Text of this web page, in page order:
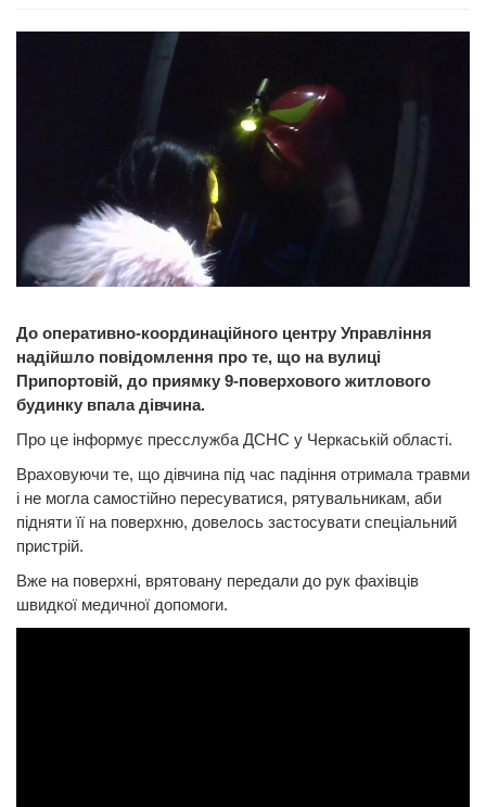
До оперативно-координаційного центру Управління
надійшло повідомлення про те, що на вулиці
Припортовій, до приямку 9-поверхового житлового
будинку впала дівчина.
Про це інформує пресслужба ДСНС у Черкаській області.
Враховуючи те, що дівчина під час падіння отримала травми
і не могла самостійно пересуватися, рятувальникам, аби
підняти її на поверхню, довелось застосувати спеціальний
пристрій.
Вже на поверхні, врятовану передали до рук фахівців
швидкої медичної допомоги.